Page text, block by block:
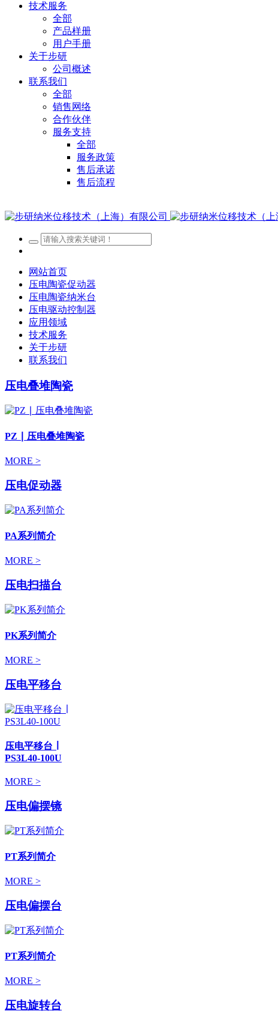
技术服务
全部
产品样册
用户手册
关于步研
公司概述
联系我们
全部
销售网络
合作伙伴
服务支持
全部
服务政策
售后承诺
售后流程
网站首页
压电陶瓷促动器
压电陶瓷纳米台
压电驱动控制器
应用领域
技术服务
关于步研
联系我们
压电叠堆陶瓷
PZ ∣ 压电叠堆陶瓷
MORE >
压电促动器
PA系列简介
MORE >
压电扫描台
PK系列简介
MORE >
压电平移台
压电平移台 ∣
PS3L40-100U
MORE >
压电偏摆镜
PT系列简介
MORE >
压电偏摆台
PT系列简介
MORE >
压电旋转台